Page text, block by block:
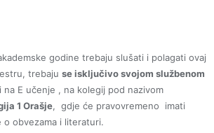
godine trebaju slušati i polagati ovaj
trebaju se isključivo svojom službenom
na E učenje , na kolegij pod nazivom
1 Orašje, gdje će pravovremeno imati
o obvezama i literaturi.